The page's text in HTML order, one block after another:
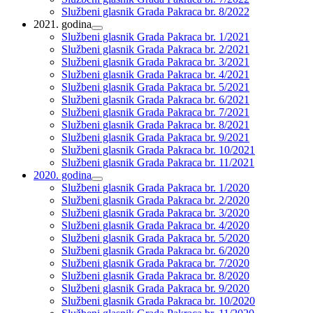
Službeni glasnik Grada Pakraca br. 8/2022
2021. godina
proširi
podizbornik
Službeni glasnik Grada Pakraca br. 1/2021
Službeni glasnik Grada Pakraca br. 2/2021
Službeni glasnik Grada Pakraca br. 3/2021
Službeni glasnik Grada Pakraca br. 4/2021
Službeni glasnik Grada Pakraca br. 5/2021
Službeni glasnik Grada Pakraca br. 6/2021
Službeni glasnik Grada Pakraca br. 7/2021
Službeni glasnik Grada Pakraca br. 8/2021
Službeni glasnik Grada Pakraca br. 9/2021
Službeni glasnik Grada Pakraca br. 10/2021
Službeni glasnik Grada Pakraca br. 11/2021
2020. godina
proširi
podizbornik
Službeni glasnik Grada Pakraca br. 1/2020
Službeni glasnik Grada Pakraca br. 2/2020
Službeni glasnik Grada Pakraca br. 3/2020
Službeni glasnik Grada Pakraca br. 4/2020
Službeni glasnik Grada Pakraca br. 5/2020
Službeni glasnik Grada Pakraca br. 6/2020
Službeni glasnik Grada Pakraca br. 7/2020
Službeni glasnik Grada Pakraca br. 8/2020
Službeni glasnik Grada Pakraca br. 9/2020
Službeni glasnik Grada Pakraca br. 10/2020